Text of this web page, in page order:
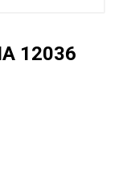
12036